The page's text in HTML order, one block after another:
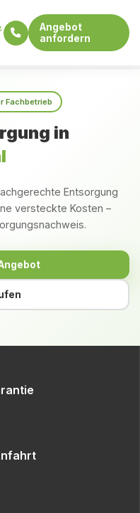
Angebot
anfordern
Fachbetrieb
in
Entsorgung
versteckte Kosten –